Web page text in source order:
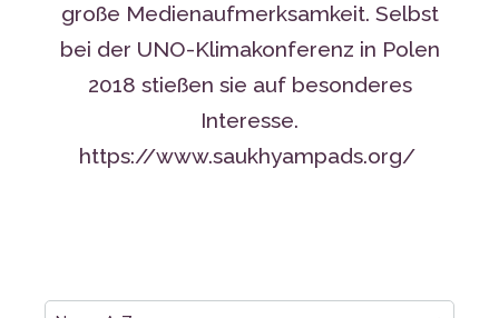
große Medienaufmerksamkeit. Selbst
bei der UNO-Klimakonferenz in Polen
2018 stießen sie auf besonderes
Interesse.
https://www.saukhyampads.org/